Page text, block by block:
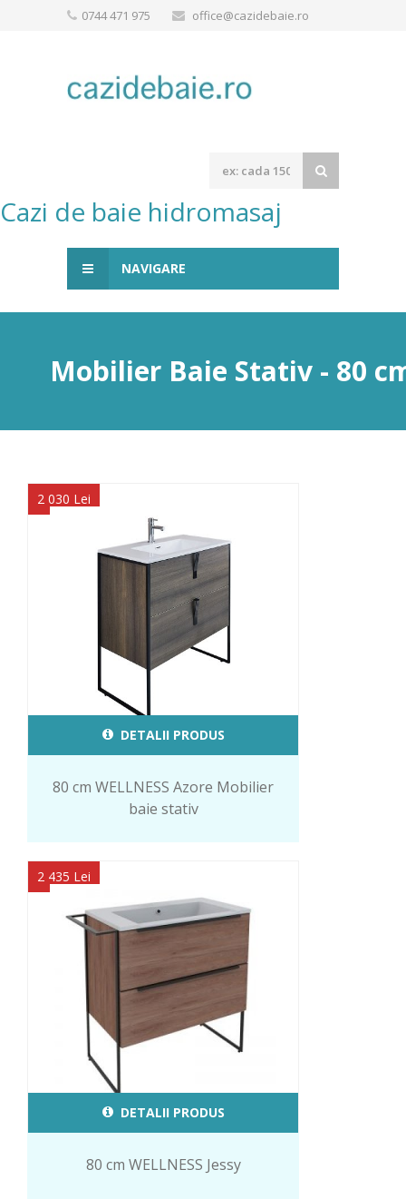
0744 471 975 office@cazidebaie.ro
Cazi de baie hidromasaj
NAVIGARE
Mobilier Baie Stativ - 80
2 030 Lei
DETALII PRODUS
80 cm WELLNESS Azore Mobilier
baie stativ
2 435 Lei
DETALII PRODUS
80 cm WELLNESS Jessy